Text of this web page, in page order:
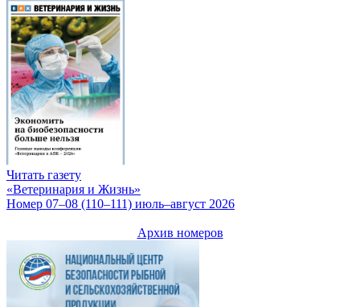
Читать газету
«Ветеринария и Жизнь»
Номер 07–08 (110–111) июль–август 2026
Архив номеров